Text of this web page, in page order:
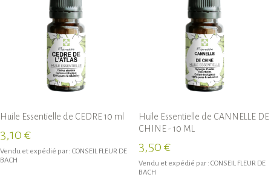
Huile Essentielle de CEDRE 10 ml
3,10 €
Vendu et expédié par : CONSEIL FLEUR DE
BACH
Huile Essentielle de CANNELLE DE
CHINE - 10 ML
3,50 €
Vendu et expédié par : CONSEIL FLEUR DE
BACH